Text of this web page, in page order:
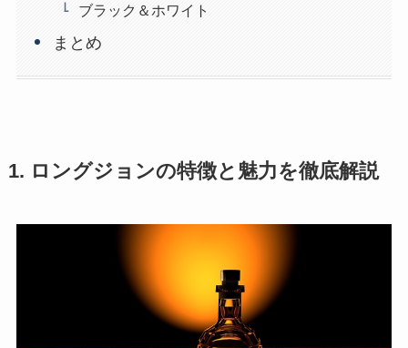
ブラック＆ホワイト
まとめ
1. ロングジョンの特徴と魅力を徹底解説